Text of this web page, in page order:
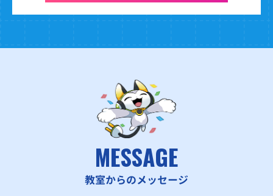
MESSAGE
教室からのメッセージ